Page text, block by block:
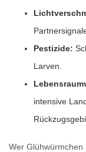
Pestizide:
Larven.
intensive
Wer